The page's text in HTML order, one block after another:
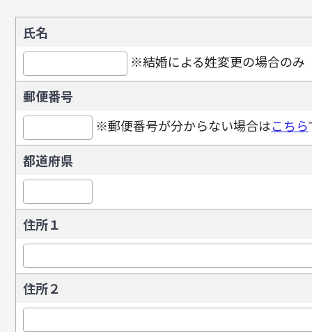
氏名
※結婚による姓変更の場合のみ
郵便番号
※郵便番号が分からない場合はこちら
都道府県
住所１
住所２